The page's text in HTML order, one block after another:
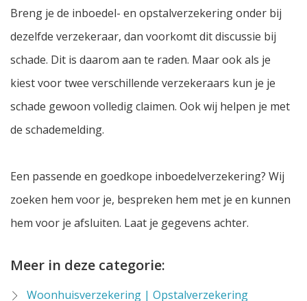
Breng je de inboedel- en opstalverzekering onder bij
dezelfde verzekeraar, dan voorkomt dit discussie bij
schade. Dit is daarom aan te raden. Maar ook als je
kiest voor twee verschillende verzekeraars kun je je
schade gewoon volledig claimen. Ook wij helpen je met
de schademelding.
Een passende en goedkope inboedelverzekering? Wij
zoeken hem voor je, bespreken hem met je en kunnen
hem voor je afsluiten. Laat je gegevens achter.
Meer in deze categorie:
Woonhuisverzekering | Opstalverzekering